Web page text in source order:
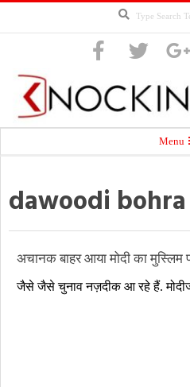
News
Menu
dawoodi bohra
अचानक बाहर आया मोदी का मुस्लिम
09-
जैसे जैसे चुनाव नज़दीक आ रहे हैं.